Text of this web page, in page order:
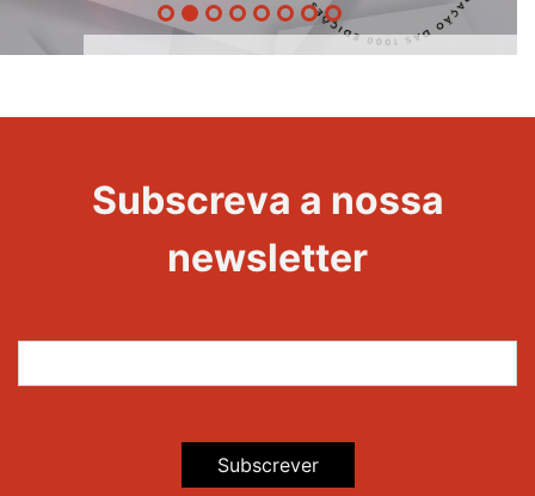
Evento
Subscreva a nossa
newsletter
Subscrever